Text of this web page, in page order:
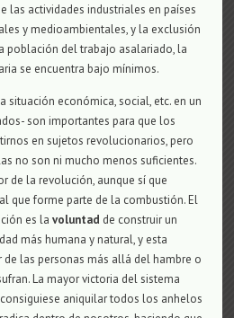
las actividades industriales en países
y medioambientales, y la exclusión
población del trabajo asalariado, la
se encuentra bajo mínimos.
situación económica, social, etc. en un
son importantes para que los
en sujetos revolucionarios, pero
no son ni mucho menos suficientes.
de la revolución, aunque sí que
que forme parte de la combustión. El
es lavoluntad de construir un
más humana y natural, y esta
las personas más allá del hambre o
La mayor victoria del sistema
aniquilar todos los anhelos